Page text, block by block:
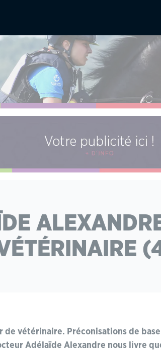
de vétérinaire. Préconisations de
Adélaïde Alexandre nous livre